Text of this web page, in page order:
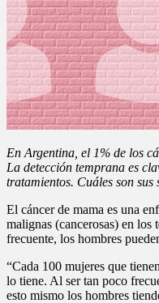
En Argentina, el 1% de los
La detección temprana es
tratamientos. Cuáles son sus
El cáncer de mama es una
malignas (cancerosas) en los
frecuente, los hombres
“Cada 100 mujeres que
lo tiene. Al ser tan poco
esto mismo los hombres